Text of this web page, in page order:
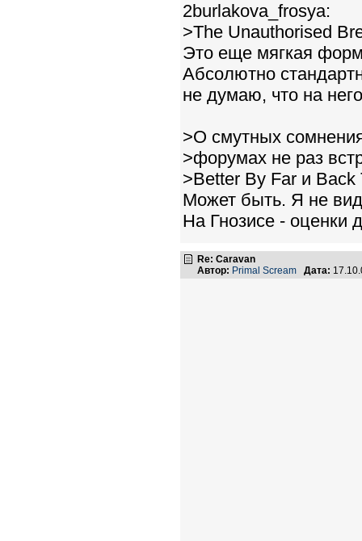
2burlakova_frosya:
>The Unauthorised
Это еще мягкая
Абсолютно
не думаю, что на
>О смутных
>форумах не раз
>Better By Far и Back
Может быть. Я не
На Гнозисе - оценки
Re: Caravan
Автор: Primal Scream Дата: